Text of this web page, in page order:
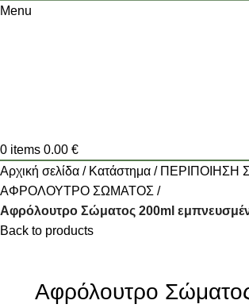
Menu
0 items 0.00 €
Αρχική σελίδα
Κατάστημα
ΠΕΡΙΠΟΙΗΣΗ
ΑΦΡΟΛΟΥΤΡΟ ΣΩΜΑΤΟΣ
Αφρόλουτρο Σώματος 200ml
Back to products
Αφρόλουτρο